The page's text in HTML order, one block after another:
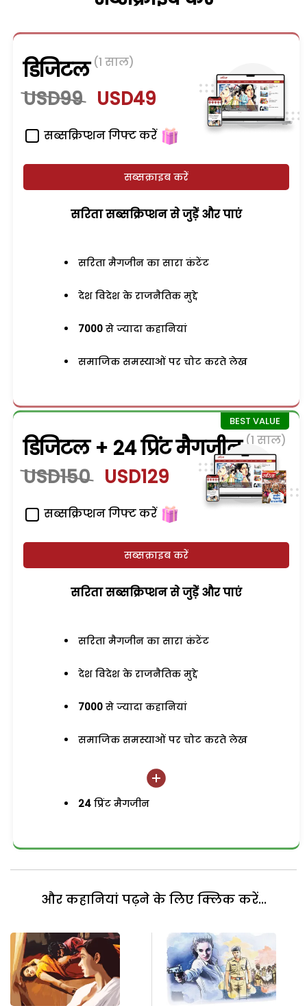
डिजिटल (1 साल)
USD99 USD49
सब्सक्रिप्शन गिफ्ट करें
सब्सक्राइब करें
सरिता सब्सक्रिप्शन से जुड़ेें और पाएं
सरिता मैगजीन का सारा कंटेंट
देश विदेश के राजनैतिक मुद्दे
7000 से ज्यादा कहानियां
समाजिक समस्याओं पर चोट करते लेख
डिजिटल + 24 प्रिंट मैगजीन (1 साल)
USD150 USD129
सब्सक्रिप्शन गिफ्ट करें
सब्सक्राइब करें
सरिता सब्सक्रिप्शन से जुड़ेें और पाएं
सरिता मैगजीन का सारा कंटेंट
देश विदेश के राजनैतिक मुद्दे
7000 से ज्यादा कहानियां
समाजिक समस्याओं पर चोट करते लेख
24 प्रिंट मैगजीन
और कहानियां पढ़ने के लिए क्लिक करें...